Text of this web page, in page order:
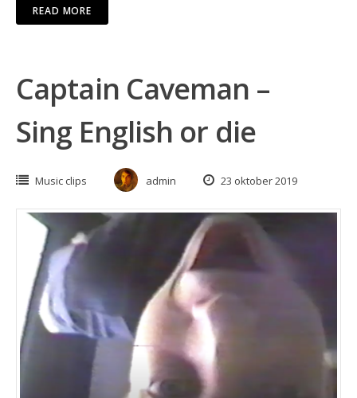
READ MORE
Captain Caveman –
Sing English or die
Music clips admin 23 oktober 2019